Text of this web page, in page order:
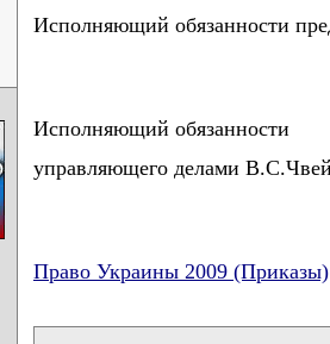
Исполняющий обязанности
Исполняющий обязанности
управляющего делами
Право Украины 2009 (Приказы)